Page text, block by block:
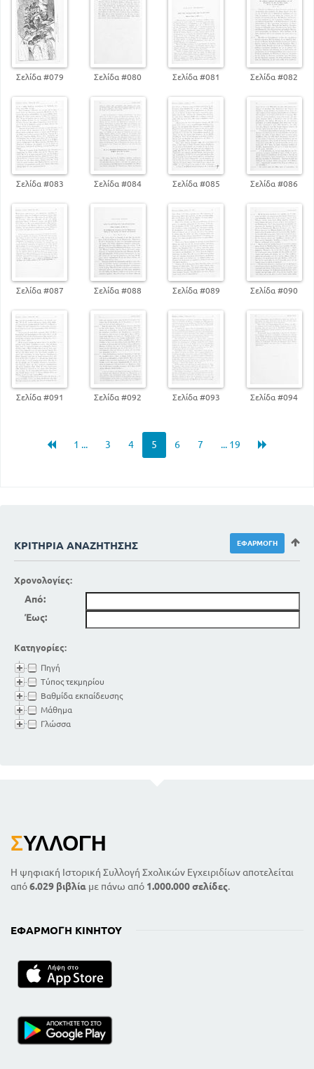
Σελίδα #079 Σελίδα #080 Σελίδα #081 Σελίδα #082
Σελίδα #083 Σελίδα #084 Σελίδα #085 Σελίδα #086
Σελίδα #087 Σελίδα #088 Σελίδα #089 Σελίδα #090
Σελίδα #091 Σελίδα #092 Σελίδα #093 Σελίδα #094
1 ... 3 4 5 6 7 ... 19
ΚΡΙΤΉΡΙΑ ΑΝΑΖΉΤΗΣΗΣ
Χρονολογίες:
Από:
Έως:
Κατηγορίες:
Πηγή
Τύπος τεκμηρίου
Βαθμίδα εκπαίδευσης
Μάθημα
Γλώσσα
ΣΥΛΛΟΓΉ
Η ψηφιακή Ιστορική Συλλογή Σχολικών Εγχειριδίων αποτελείται
από6.029 βιβλία με πάνω από 1.000.000 σελίδες.
ΕΦΑΡΜΟΓΉ ΚΙΝΗΤΟΎ